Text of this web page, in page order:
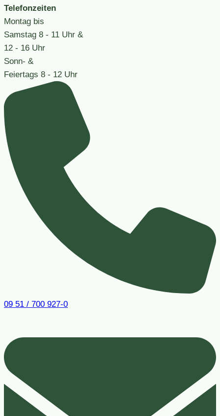
Telefonzeiten
Montag bis
Samstag 8 - 11 Uhr &
12 - 16 Uhr
Sonn- &
Feiertags 8 - 12 Uhr
09 51 / 700 927-0